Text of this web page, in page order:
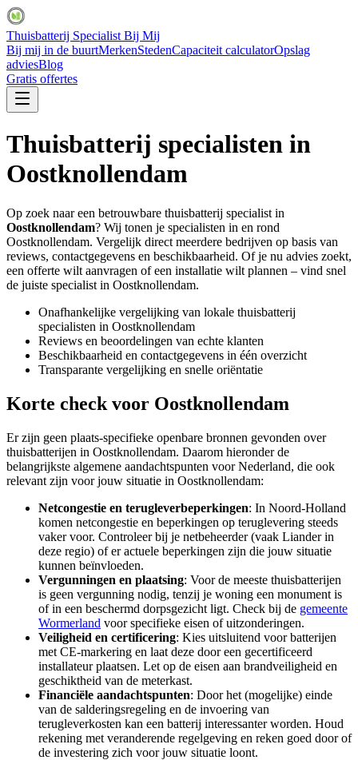
Thuisbatterij Specialist Bij Mij
Bij mij in de buurtMerkenStedenCapaciteit calculatorOpslag
adviesBlog
Gratis offertes
Thuisbatterij specialisten in
Oostknollendam
Op zoek naar een betrouwbare thuisbatterij specialist in
Oostknollendam? Wij tonen je specialisten in en rond
Oostknollendam. Vergelijk direct meerdere bedrijven op basis van
reviews, contactgegevens en beschikbaarheid. Of je nu advies zoekt,
een offerte wilt aanvragen of een installatie wilt plannen – vind snel
de juiste specialist in Oostknollendam.
Onafhankelijke vergelijking van lokale thuisbatterij
specialisten in Oostknollendam
Reviews en beoordelingen van echte klanten
Beschikbaarheid en contactgegevens in één overzicht
Transparante vergelijking en snelle oriëntatie
Korte check voor Oostknollendam
Er zijn geen plaats-specifieke openbare bronnen gevonden over
thuisbatterijen in Oostknollendam. Daarom hieronder de
belangrijkste algemene aandachtspunten voor Nederland, die ook
relevant zijn voor jouw situatie in Oostknollendam:
Netcongestie en terugleverbeperkingen: In Noord-Holland
komen netcongestie en beperkingen op teruglevering steeds
vaker voor. Controleer bij je netbeheerder (vaak Liander in
deze regio) of er actuele beperkingen zijn die jouw situatie
kunnen beïnvloeden.
Vergunningen en plaatsing: Voor de meeste thuisbatterijen
is geen vergunning nodig, tenzij je woning een monument is
of in een beschermd dorpsgezicht ligt. Check bij de gemeente
Wormerland voor specifieke eisen of uitzonderingen.
Veiligheid en certificering: Kies uitsluitend voor batterijen
met CE-markering en laat deze door een gecertificeerd
installateur plaatsen. Let op de eisen aan brandveiligheid en
geschiktheid van de meterkast.
Financiële aandachtspunten: Door het (mogelijke) einde
van de salderingsregeling en de invoering van
terugleverkosten kan een batterij interessanter worden. Houd
rekening met veranderende regelgeving en reken goed door of
de investering zich voor jouw situatie loont.